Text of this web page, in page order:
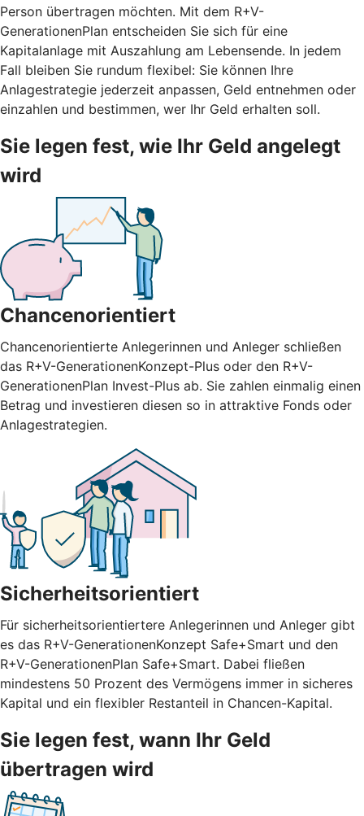
Person übertragen möchten. Mit dem R+V-
GenerationenPlan entscheiden Sie sich für eine
Kapitalanlage mit Auszahlung am Lebensende. In jedem
Fall bleiben Sie rundum flexibel: Sie können Ihre
Anlagestrategie jederzeit anpassen, Geld entnehmen oder
einzahlen und bestimmen, wer Ihr Geld erhalten soll.
Sie legen fest, wie Ihr Geld angelegt
wird
Chancenorientiert
Chancenorientierte Anlegerinnen und Anleger schließen
das R+V-GenerationenKonzept-Plus oder den R+V-
GenerationenPlan Invest-Plus ab. Sie zahlen einmalig einen
Betrag und investieren diesen so in attraktive Fonds oder
Anlagestrategien.
Sicherheitsorientiert
Für sicherheitsorientiertere Anlegerinnen und Anleger gibt
es das R+V-GenerationenKonzept Safe+Smart und den
R+V-GenerationenPlan Safe+Smart. Dabei fließen
mindestens 50 Prozent des Vermögens immer in sicheres
Kapital und ein flexibler Restanteil in Chancen-Kapital.
Sie legen fest, wann Ihr Geld
übertragen wird